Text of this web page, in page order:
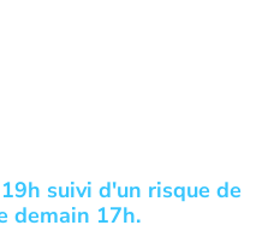
suivi d'un risque de
demain 17h.